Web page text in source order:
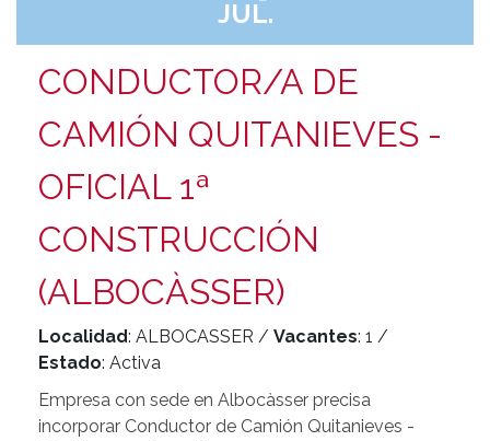
JUL.
CONDUCTOR/A DE
CAMIÓN QUITANIEVES -
OFICIAL 1ª
CONSTRUCCIÓN
(ALBOCÀSSER)
Localidad: ALBOCASSER / Vacantes: 1 /
Estado: Activa
Empresa con sede en Albocàsser precisa
incorporar Conductor de Camión Quitanieves -